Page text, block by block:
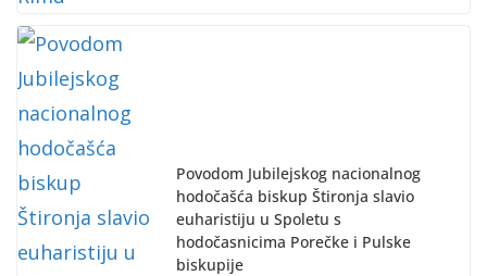
Povodom Jubilejskog nacionalnog
hodočašća biskup Štironja slavio
euharistiju u Spoletu s
hodočasnicima Porečke i Pulske
biskupije